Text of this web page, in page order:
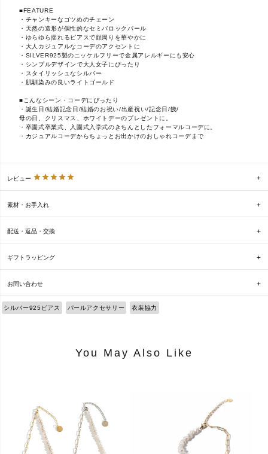
■FEATURE
・チャンキーなゴツめのチェーン
・天然の造形が個性的なセミバロックパール
・ゆらゆら揺れるピアスで顔周りを華やかに
・大人カジュアルなコーデのアクセントに
・SILVER925製のニッケルフリーで金属アレルギーにも安心
・シンプルデザインで大人女子にぴったり
・スタイリッシュなシルバー
・肌馴染みの良いライトゴールド
■こんなシーン・コーデにぴったり
・誕生日/結婚記念日/結婚のお祝い/出産祝い/記念日/餞/
母の日、クリスマス、ホワイトデーのプレゼントに。
・卒園式卒業式、入園式入学式のきちんとしたフォーマルコーデに。
・カジュアルコーデからちょっとお出かけのおしゃれコーデまで
レビュー
素材・お手入れ
配送・返品・交換
ギフトラッピング
お問い合わせ
シルバー925ピアス パールアクセサリー 衣装協力
You May Also Like